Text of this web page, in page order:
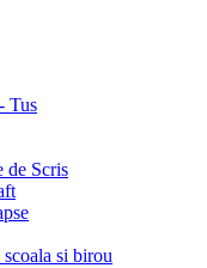
Tus
de Scris
si birou